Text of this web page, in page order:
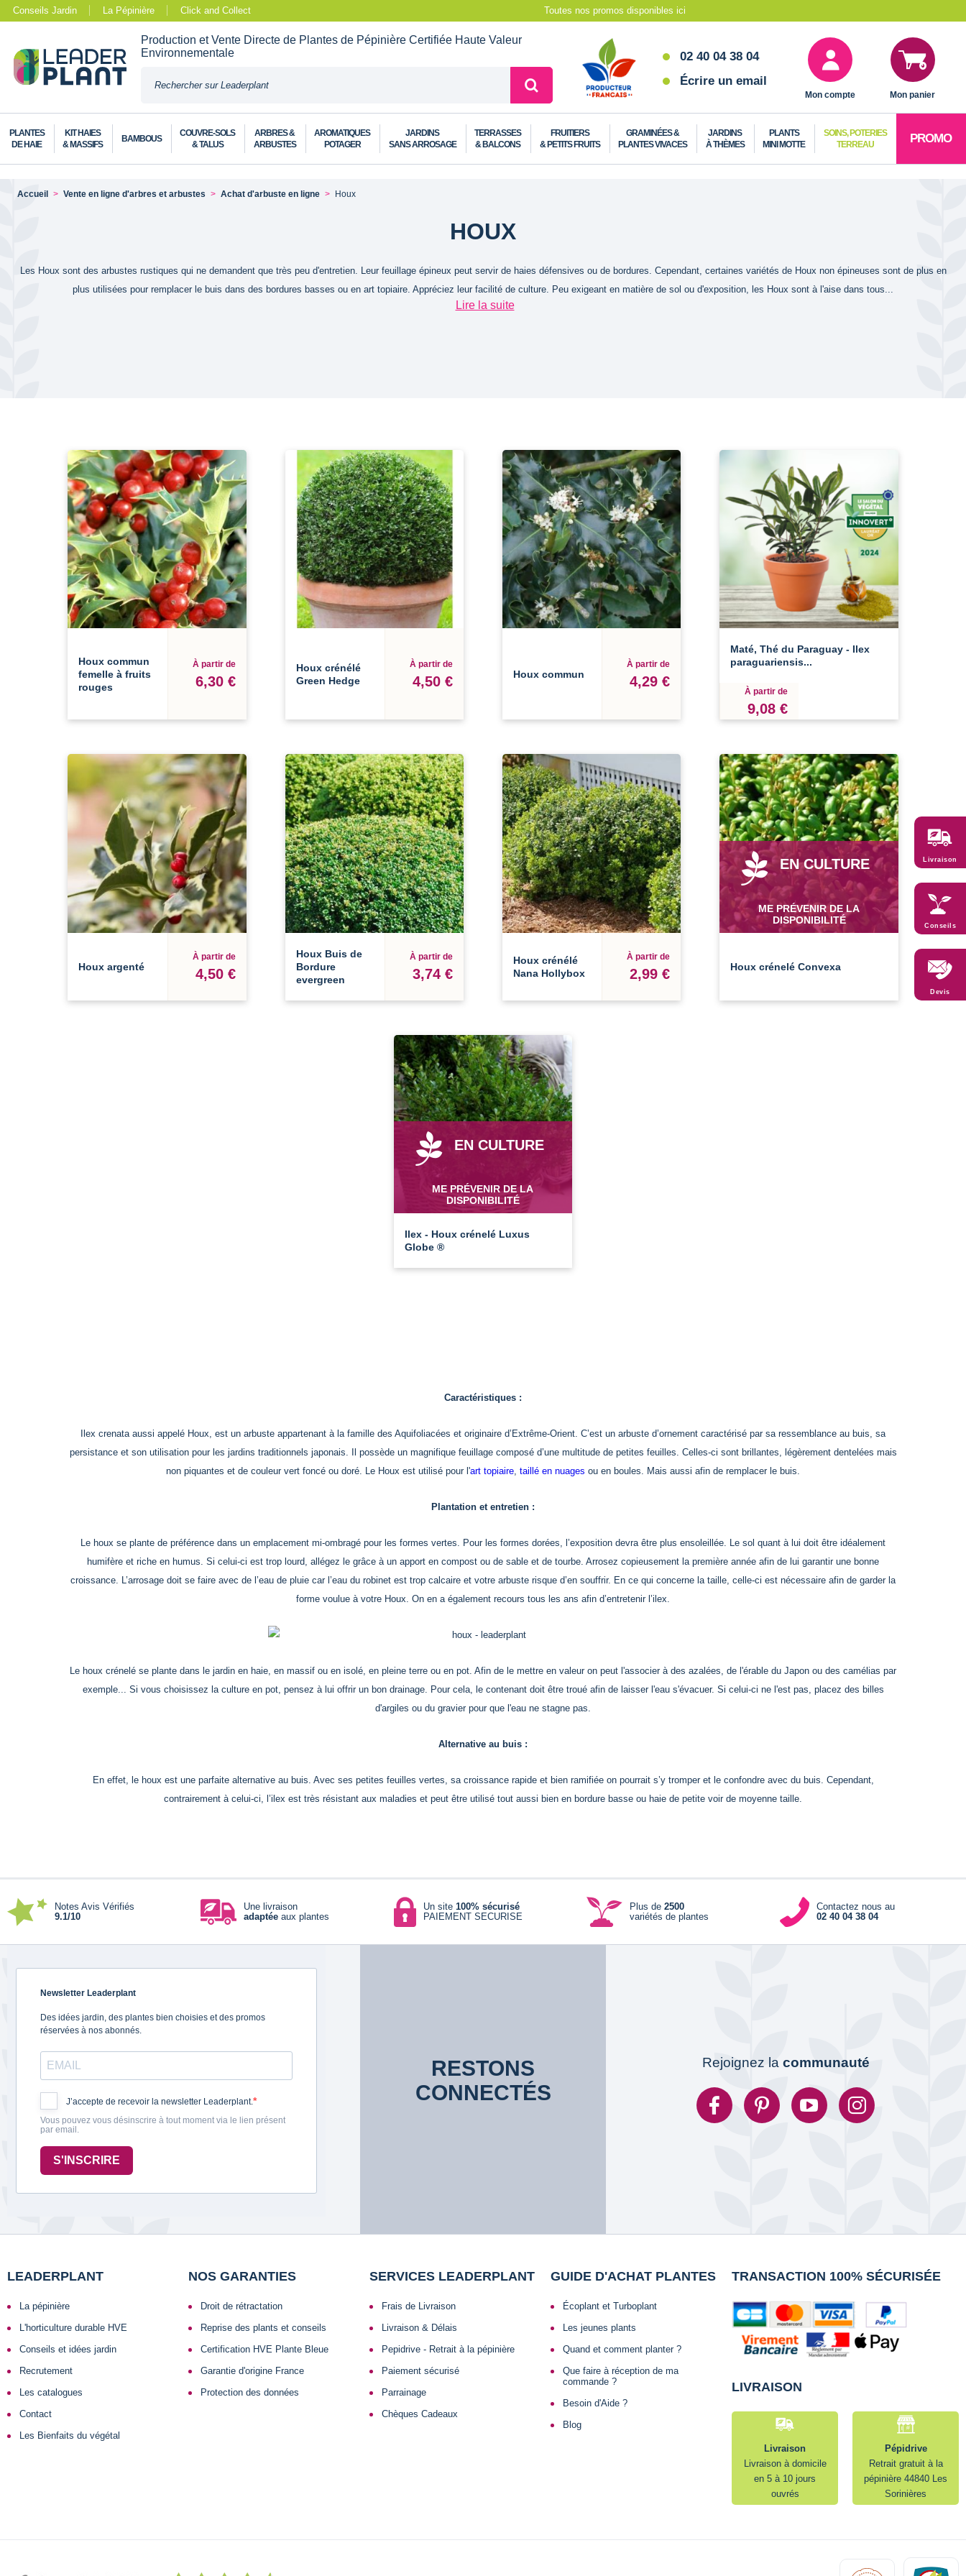
Conseils Jardin La Pépinière Click and Collect Toutes nos promos disponibles ici
Production et Vente Directe de Plantes de Pépinière Certifiée Haute Valeur
Environnementale
02 40 04 38 04
Écrire un email
Mon compte Mon panier
PLANTES
DE HAIE
KIT HAIES
& MASSIFS
BAMBOUS
COUVRE-SOLS
& TALUS
ARBRES &
ARBUSTES
AROMATIQUES
POTAGER
JARDINS
SANS ARROSAGE
TERRASSES
& BALCONS
FRUITIERS
& PETITS FRUITS
GRAMINÉES &
PLANTES VIVACES
JARDINS
À THÈMES
PLANTS
MINI MOTTE
SOINS, POTERIES
TERREAU
PROMO
Accueil Vente en ligne d'arbres et arbustes Achat d'arbuste en ligne Houx
HOUX
Les Houx sont des arbustes rustiques qui ne demandent que très peu d'entretien. Leur feuillage épineux peut servir de haies défensives ou de bordures. Cependant, certaines variétés de Houx non épineuses sont de plus en
plus utilisées pour remplacer le buis dans des bordures basses ou en art topiaire. Appréciez leur facilité de culture. Peu exigeant en matière de sol ou d'exposition, les Houx sont à l'aise dans tous...
Lire la suite
Houx commun
femelle à fruits
rouges
À partir de
6,30 €
Houx crénélé
Green Hedge
À partir de
4,50 € Houx commun
À partir de
4,29 €
Maté, Thé du Paraguay - Ilex
paraguariensis...
À partir de
9,08 €
Houx argenté
À partir de
4,50 €
Houx Buis de
Bordure
evergreen
À partir de
3,74 €
Houx crénélé
Nana Hollybox
À partir de
2,99 €
EN CULTURE
ME PRÉVENIR DE LA
DISPONIBILITÉ
Houx crénelé Convexa
EN CULTURE
ME PRÉVENIR DE LA
DISPONIBILITÉ
Ilex - Houx crénelé Luxus
Globe ®
Caractéristiques :
Ilex crenata aussi appelé Houx, est un arbuste appartenant à la famille des Aquifoliacées et originaire d’Extrême-Orient. C’est un arbuste d’ornement caractérisé par sa ressemblance au buis, sa
persistance et son utilisation pour les jardins traditionnels japonais. Il possède un magnifique feuillage composé d’une multitude de petites feuilles. Celles-ci sont brillantes, légèrement dentelées mais
non piquantes et de couleur vert foncé ou doré. Le Houx est utilisé pour l'art topiaire, taillé en nuages ou en boules. Mais aussi afin de remplacer le buis.
Plantation et entretien :
Le houx se plante de préférence dans un emplacement mi-ombragé pour les formes vertes. Pour les formes dorées, l’exposition devra être plus ensoleillée. Le sol quant à lui doit être idéalement
humifère et riche en humus. Si celui-ci est trop lourd, allégez le grâce à un apport en compost ou de sable et de tourbe. Arrosez copieusement la première année afin de lui garantir une bonne
croissance. L’arrosage doit se faire avec de l’eau de pluie car l’eau du robinet est trop calcaire et votre arbuste risque d’en souffrir. En ce qui concerne la taille, celle-ci est nécessaire afin de garder la
forme voulue à votre Houx. On en a également recours tous les ans afin d’entretenir l’ilex.
Le houx crénelé se plante dans le jardin en haie, en massif ou en isolé, en pleine terre ou en pot. Afin de le mettre en valeur on peut l'associer à des azalées, de l'érable du Japon ou des camélias par
exemple... Si vous choisissez la culture en pot, pensez à lui offrir un bon drainage. Pour cela, le contenant doit être troué afin de laisser l'eau s'évacuer. Si celui-ci ne l'est pas, placez des billes
d'argiles ou du gravier pour que l'eau ne stagne pas.
Alternative au buis :
En effet, le houx est une parfaite alternative au buis. Avec ses petites feuilles vertes, sa croissance rapide et bien ramifiée on pourrait s’y tromper et le confondre avec du buis. Cependant,
contrairement à celui-ci, l’ilex est très résistant aux maladies et peut être utilisé tout aussi bien en bordure basse ou haie de petite voir de moyenne taille.
Notes Avis Vérifiés
9.1/10
Une livraison
adaptéeaux plantes
Un site 100% sécurisé
PAIEMENT SECURISE
Plus de2500
variétés de plantes
Contactez nous au
02 40 04 38 04
Newsletter Leaderplant
Des idées jardin, des plantes bien choisies et des promos
réservées à nos abonnés.
J’accepte de recevoir la newsletter Leaderplant.
Vous pouvez vous désinscrire à tout moment via le lien présent
par email.
S'INSCRIRE
RESTONS
CONNECTÉS
Rejoignez la communauté
LEADERPLANT
La pépinière
L'horticulture durable HVE
Conseils et idées jardin
Recrutement
Les catalogues
Contact
Les Bienfaits du végétal
NOS GARANTIES
Droit de rétractation
Reprise des plants et conseils
Certification HVE Plante Bleue
Garantie d'origine France
Protection des données
SERVICES LEADERPLANT
Frais de Livraison
Livraison & Délais
Pepidrive - Retrait à la pépinière
Paiement sécurisé
Parrainage
Chèques Cadeaux
GUIDE D'ACHAT PLANTES
Écoplant et Turboplant
Les jeunes plants
Quand et comment planter ?
Que faire à réception de ma
commande ?
Besoin d'Aide ?
Blog
TRANSACTION 100% SÉCURISÉE
LIVRAISON
Livraison
Livraison à domicile
en 5 à 10 jours
ouvrés
Pépidrive
Retrait gratuit à la
pépinière 44840 Les
Sorinières
Livraison
Conseils
Devis